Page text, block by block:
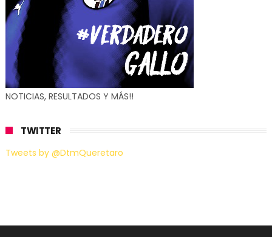
NOTICIAS, RESULTADOS Y MÁS!!
TWITTER
Tweets by @DtmQueretaro